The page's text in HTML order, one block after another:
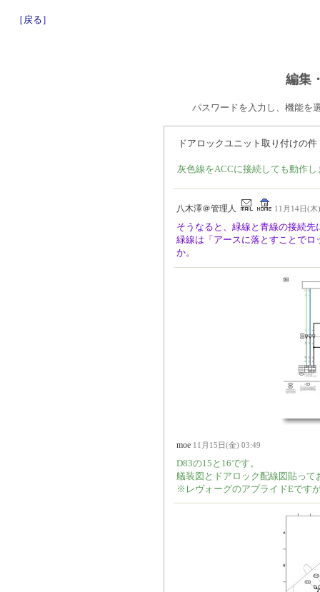
［戻る］
編集
パスワードを入力し、機能を
ドアロックユニット取り付けの件
灰色線をACCに接続しても動作し
八木澤＠管理人 11月14日(木
そうなると、緑線と青線の接続
緑線は「アースに落とすことで
か。
moe 11月15日(金) 03:49
D83の15と16です。
艤装図とドアロック配線図貼って
※レヴォーグのアプライドEです